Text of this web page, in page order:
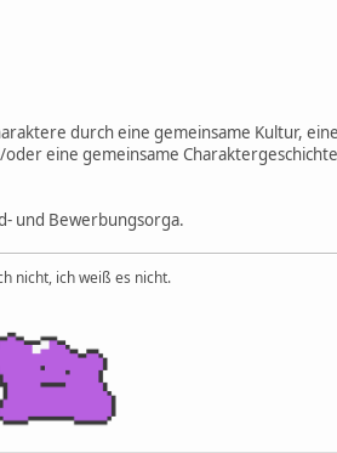
durch eine gemeinsame Kultur,
eine gemeinsame
und Bewerbungsorga.
nicht, ich weiß es nicht.